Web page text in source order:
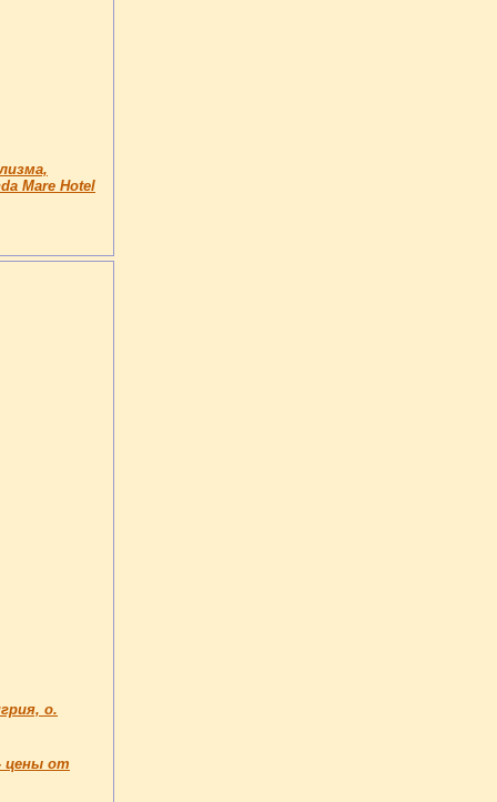
Mare Hotel
о.
цены от